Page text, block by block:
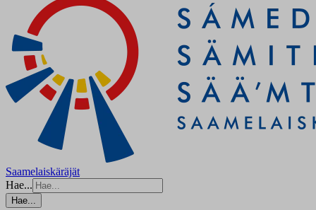
Saamelaiskäräjät
Hae...
Hae...